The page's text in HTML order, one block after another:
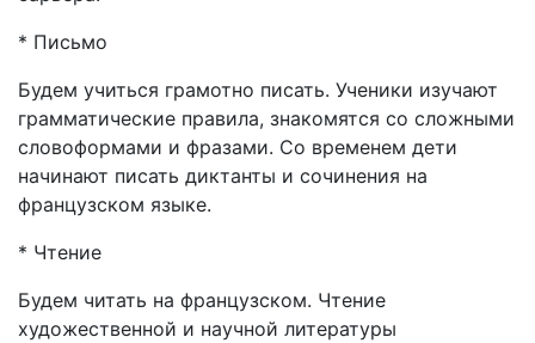
* Письмо
Будем учиться грамотно писать. Ученики изучают
грамматические правила, знакомятся со сложными
словоформами и фразами. Со временем дети
начинают писать диктанты и сочинения на
французском языке.
* Чтение
Будем читать на французском. Чтение
художественной и научной литературы